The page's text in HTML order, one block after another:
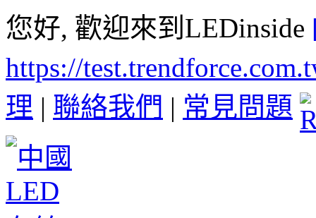
您好, 歡迎來到LEDinside
https://
理 | 聯絡我們 | 常見問題